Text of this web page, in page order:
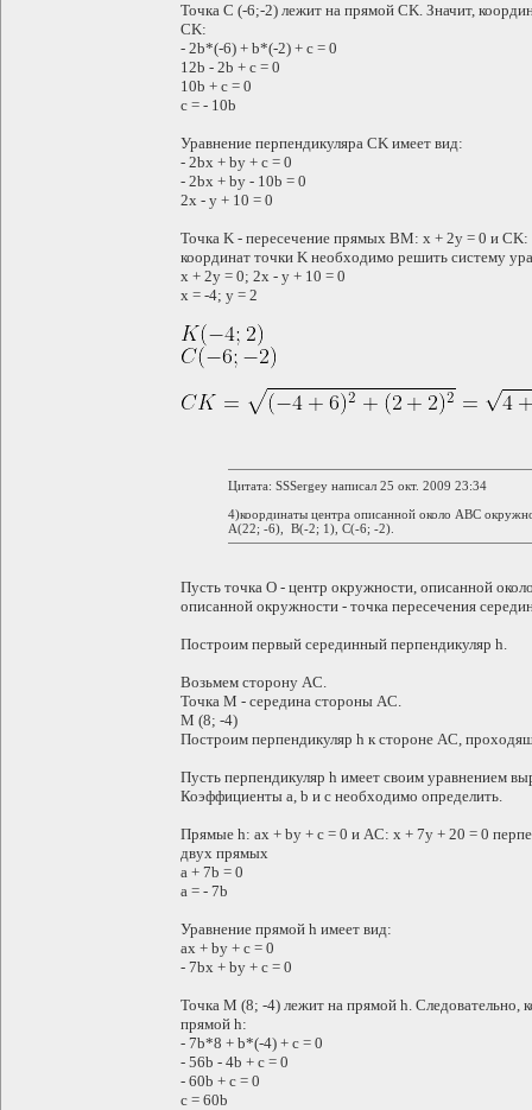
Точка C (-6;-2) лежит на прямой CK. Значит,
CK:
- 2b*(-6) + b*(-2) + c = 0
12b - 2b + c = 0
10b + c = 0
c = - 10b
Уравнение перпендикуляра CK имеет вид:
- 2bx + by + c = 0
- 2bx + by - 10b = 0
2x - y + 10 = 0
Точка K - пересечение прямых BM: x + 2y = 0 и
координат точки K необходимо решить систему
x + 2y = 0; 2x - y + 10 = 0
x = -4; y = 2
Цитата: SSSergey написал 25 окт. 2009 23:34
4)координаты центра описанной около ABC
A(22; -6), B(-2; 1), C(-6; -2).
Пусть точка O - центр окружности, описанной
описанной окружности - точка пересечения
Построим первый серединный перпендикуляр h.
Возьмем сторону AC.
Точка M - середина стороны AC.
M (8; -4)
Построим перпендикуляр h к стороне AC,
Пусть перпендикуляр h имеет своим уравнением
Коэффициенты a, b и c необходимо определить.
Прямые h: ax + by + c = 0 и AC: x + 7y + 20 = 0
двух прямых
a + 7b = 0
a = - 7b
Уравнение прямой h имеет вид:
ax + by + c = 0
- 7bx + by + c = 0
Точка M (8; -4) лежит на прямой h.
прямой h:
- 7b*8 + b*(-4) + c = 0
- 56b - 4b + c = 0
- 60b + c = 0
c = 60b